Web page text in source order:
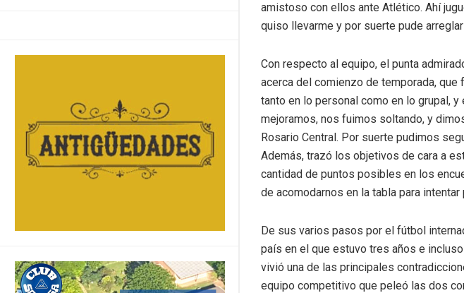
amistoso con ellos ante Atlético. Ahí
quiso llevarme y por suerte pude
Con respecto al equipo, el punta
acerca del comienzo de temporada, que
tanto en lo personal como en lo grupal,
mejoramos, nos fuimos soltando, y
Rosario Central. Por suerte pudimos
Además, trazó los objetivos de cara a
cantidad de puntos posibles en los
de acomodarnos en la tabla para intentar
De sus varios pasos por el fútbol
país en el que estuvo tres años e
vivió una de las principales
equipo competitivo que peleó las dos